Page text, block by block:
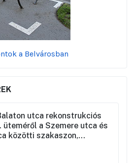
a Belvárosban
utca rekonstrukciós
utca és
közötti szakaszon,
ideiglenes forgalmi